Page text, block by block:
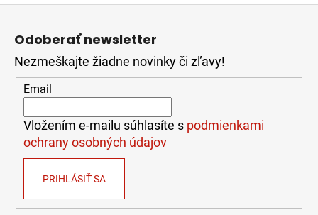
Z
Odoberať newsletter
Nezmeškajte žiadne novinky či zľavy!
Email
Vložením e-mailu súhlasíte s podmienkami
ochrany osobných údajov
PRIHLÁSIŤ SA